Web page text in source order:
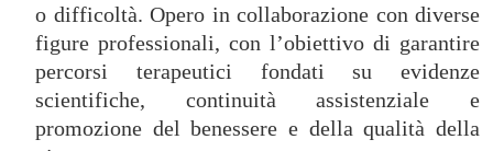
o difficoltà. Opero in collaborazione con diverse
figure professionali, con l’obiettivo di garantire
percorsi terapeutici fondati su evidenze
scientifiche, continuità assistenziale e
promozione del benessere e della qualità della